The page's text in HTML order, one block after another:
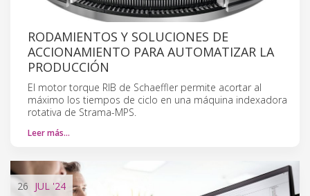
RODAMIENTOS Y SOLUCIONES DE
ACCIONAMIENTO PARA AUTOMATIZAR LA
PRODUCCIÓN
El motor torque RIB de Schaeffler permite acortar al
máximo los tiempos de ciclo en una máquina indexadora
rotativa de Strama-MPS.
Leer más…
26 JUL '24